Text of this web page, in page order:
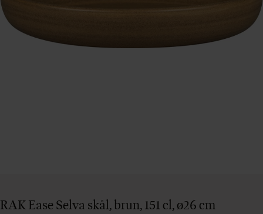
RAK Ease Selva skål, brun, 151 cl, ø26 cm